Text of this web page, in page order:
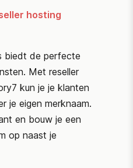
hosting
biedt de perfecte
Met reseller
kun je je klanten
je eigen merknaam.
en bouw je een
op naast je